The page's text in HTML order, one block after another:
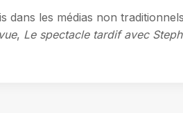
dans les médias non
, Le spectacle tardif avec